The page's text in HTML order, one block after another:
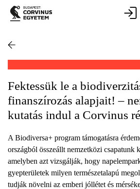
Fektessük le a
finanszírozás alapjait! –
kutatás indul a Corvinus
A Biodiversa+ program támogatásra
országból összeállt nemzetközi csapatunk
amelyben azt vizsgálják, hogy
gyepterületek milyen természetalapú
tudják növelni az emberi jóllétet és